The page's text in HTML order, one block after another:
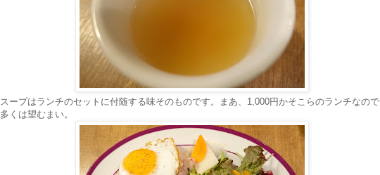
スープはランチのセットに付随する味そのものです。まあ、1,000円かそこらのランチなので
多くは望むまい。